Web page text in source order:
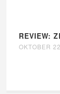
REVIEW:
OKTOBER